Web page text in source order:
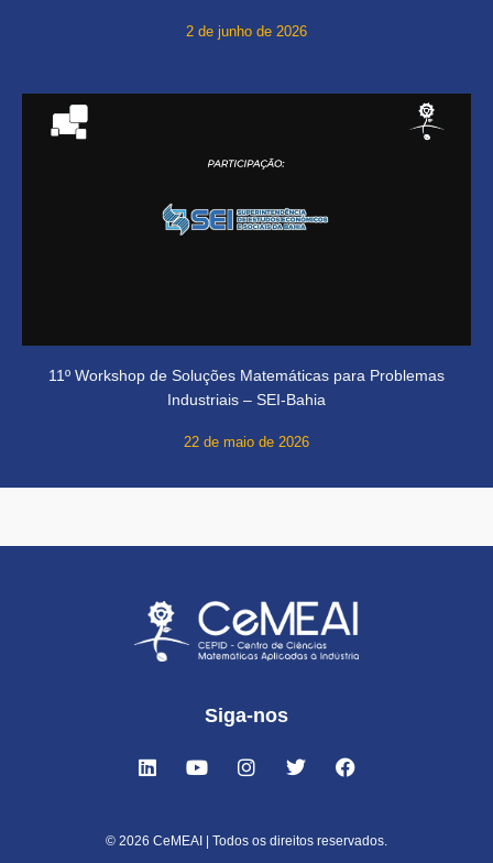
2 de junho de 2026
11º Workshop de Soluções Matemáticas para Problemas
Industriais – SEI-Bahia
22 de maio de 2026
Siga-nos
© 2026 CeMEAI | Todos os direitos reservados.